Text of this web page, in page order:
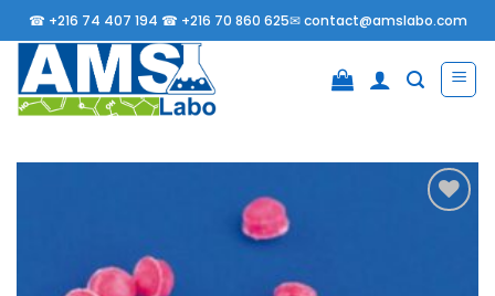
Passer
au
contenu
☎ +216 74 407 194 ☎ +216 70 860 625✉contact@amslabo.com